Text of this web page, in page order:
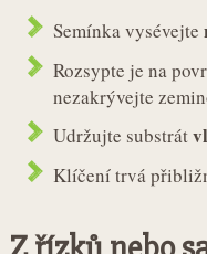
Semínka vysévejte
Rozsypte je na
nezakrývejte
Udržujte substrát
Klíčení trvá